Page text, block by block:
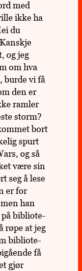
med
ikke ha
du
og jeg
om hva
burde vi få
den er
ramler
storm?
bort
spurt
og så
være sin
seg å lese
er for
han
på biblio­te­
røpe at jeg
biblio­te­
få
gjør